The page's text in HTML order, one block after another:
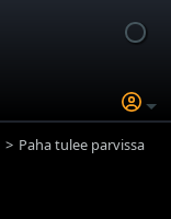
Paha tulee parvissa